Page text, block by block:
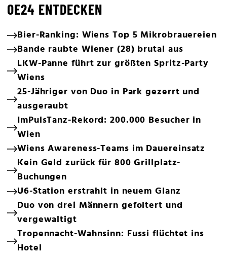
OE24 ENTDECKEN
Bier-Ranking: Wiens Top 5 Mikrobrauereien
Bande raubte Wiener (28) brutal aus
LKW-Panne führt zur größten Spritz-Party
Wiens
25-Jähriger von Duo in Park gezerrt und
ausgeraubt
ImPulsTanz-Rekord: 200.000 Besucher in
Wien
Wiens Awareness-Teams im Dauereinsatz
Kein Geld zurück für 800 Grillplatz-
Buchungen
U6-Station erstrahlt in neuem Glanz
Duo von drei Männern gefoltert und
vergewaltigt
Tropennacht-Wahnsinn: Fussi flüchtet ins
Hotel